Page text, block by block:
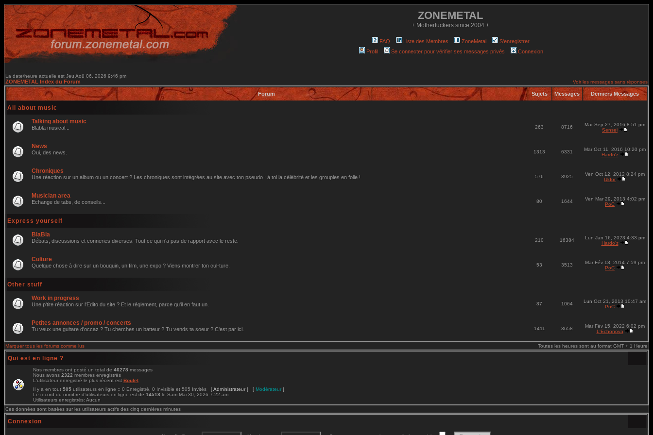
ZONEMETAL
+ Motherfuckers since 2004 +
FAQ Liste des Membres ZoneMetal
S'enregistrer
Profil
Se connecter pour vérifier ses messages privés Connexion
La date/heure actuelle est Jeu Aoû 06, 2026 9:46 pm
ZONEMETAL Index du Forum Voir les messages sans réponses
Forum Sujets Messages Derniers Messages
All about music
Talking about music
Blabla musical... 263 8716
Mar Sep 27, 2016 8:51 pm
Sensei
News
Oui, des news. 1313 6331
Mar Oct 11, 2016 10:20 pm
Hardo'z
Chroniques
Une réaction sur un album ou un concert ? Les chroniques sont intégrées au site avec ton pseudo : à toi la célébrité et les groupies en folie ! 576 3925
Ven Oct 12, 2012 8:24 pm
Uldor
Musician area
Echange de tabs, de conseils... 80 1644
Ven Mar 29, 2013 4:02 pm
PoC
Express yourself
BlaBla
Débats, discussions et conneries diverses. Tout ce qui n'a pas de rapport avec le reste. 210 16384
Lun Jan 16, 2023 4:33 pm
Hardo'z
Culture
Quelque chose à dire sur un bouquin, un film, une expo ? Viens montrer ton cul-ture. 53 3513
Mar Fév 18, 2014 7:59 pm
PoC
Other stuff
Work in progress
Une p'tite réaction sur l'Edito du site ? Et le réglement, parce qu'il en faut un. 87 1064
Lun Oct 21, 2013 10:47 am
PoC
Petites annonces / promo / concerts
Tu veux une guitare d'occaz ? Tu cherches un batteur ? Tu vends ta soeur ? C'est par ici. 1411 3658
Mar Fév 15, 2022 6:02 pm
L'Echonova
Marquer tous les forums comme lus Toutes les heures sont au format GMT + 1 Heure
Qui est en ligne ?
Nos membres ont posté un total de 46278 messages
Nous avons 2322 membres enregistrés
L'utilisateur enregistré le plus récent est Boulet
Il y a en tout 505 utilisateurs en ligne :: 0 Enregistré, 0 Invisible et 505 Invités [Administrateur ] [ Modérateur ]
Le record du nombre d'utilisateurs en ligne est de 14518 le Sam Mai 30, 2026 7:22 am
Utilisateurs enregistrés: Aucun
Ces données sont basées sur les utilisateurs actifs des cinq dernières minutes
Connexion